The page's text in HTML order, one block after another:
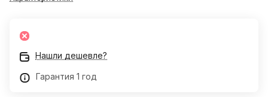
Нашли дешевле?
Гарантия 1 год